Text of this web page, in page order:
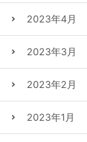
2023年4月
2023年3月
2023年2月
2023年1月